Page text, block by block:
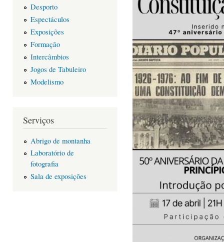
Desporto
Espectáculos
Exposições
Formação
Intercâmbios
Jogos de Tabuleiro
Modelismo
Serviços
Abrigo de montanha
Laboratório de
fotografia
Sala de exposições